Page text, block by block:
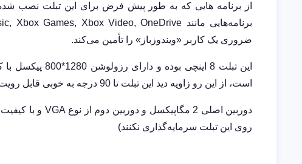
از برنامه هایی که به طور پیش فرض برای این تبلت نصب‌ شده
ضروری یک کاربر «ویندوزباز» را تأمین می‌کند.
است، از این رو زاویه دید این تبلت تا 90 درجه به خوبی قابل رویت است.
روی این تبلت سرمایه‌گذاری نکنند)